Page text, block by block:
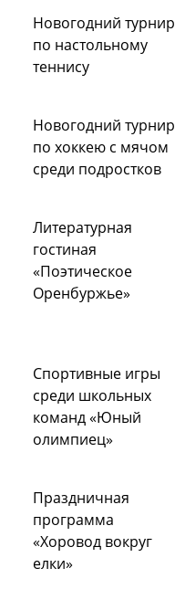
Новогодний турнир
по настольному
теннису
Новогодний турнир
по хоккею с мячом
среди подростков
Литературная
гостиная
«Поэтическое
Оренбуржье»
Спортивные игры
среди школьных
команд «Юный
олимпиец»
Праздничная
программа
«Хоровод вокруг
елки»